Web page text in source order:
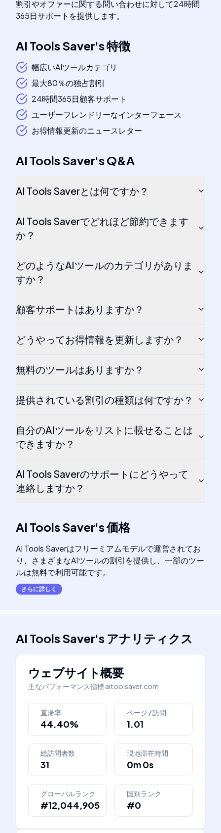
割引やオファーに関する問い合わせに対して24時間
365日サポートを提供します。
AI Tools Saver's特徴
幅広いAIツールカテゴリ
最大80％の独占割引
24時間365日顧客サポート
ユーザーフレンドリーなインターフェース
お得情報更新のニュースレター
AI Tools Saver'sQ&A
AI Tools Saverとは何ですか？
AI Tools Saverでどれほど節約できます
か？
どのようなAIツールのカテゴリがありま
すか？
顧客サポートはありますか？
どうやってお得情報を更新しますか？
無料のツールはありますか？
提供されている割引の種類は何ですか？
自分のAIツールをリストに載せることは
できますか？
AI Tools Saverのサポートにどうやって
連絡しますか？
AI Tools Saver's価格
AI Tools Saverはフリーミアムモデルで運営されてお
り、さまざまなAIツールの割引を提供し、一部のツー
ルは無料で利用可能です。
さらに詳しく
AI Tools Saver's アナリティクス
ウェブサイト概要
主なパフォーマンス指標aitoolsaver.com
直帰率
44.40%
ページ / 訪問
1.01
総訪問者数
31
現地滞在時間
0m 0s
グローバルランク
#12,044,905
国別ランク
#0